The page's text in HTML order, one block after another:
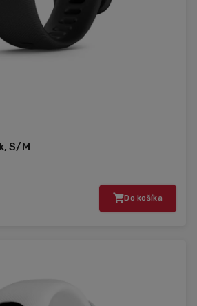
S/M
Do košíka